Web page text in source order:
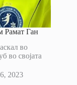
Рамат Ган
во
во својата
2023